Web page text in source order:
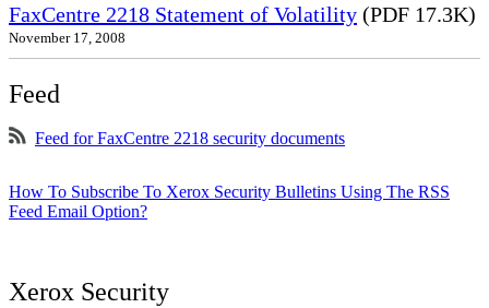
FaxCentre 2218 Statement of Volatility (PDF 17.3K)
November 17, 2008
Feed
Feed for FaxCentre 2218 security documents
How To Subscribe To Xerox Security Bulletins Using The RSS
Feed Email Option?
Xerox Security